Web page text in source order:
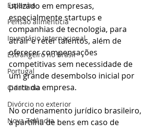
Espanha
Pensão alimentícia
Inventário Internacional
Estrangeiro no Brasil
Portugal
Cidadania
Divórcio no exterior
Nova Zelândia
utilizado em empresas,
especialmente startups e
companhias de tecnologia, para
atrair e reter talentos, além de
oferecer compensações
competitivas sem necessidade de
um grande desembolso inicial por
parte da empresa.
No ordenamento jurídico brasileiro,
a partilha de bens em caso de